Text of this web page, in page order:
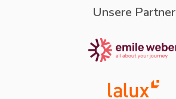
Unsere Partner